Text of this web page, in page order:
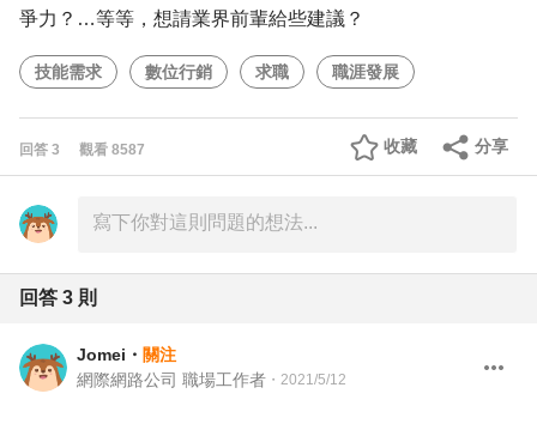
爭力？…等等，想請業界前輩給些建議？
技能需求 數位行銷 求職 職涯發展
回答 3 觀看 8587 分享
收藏
回答 3 則
Jomei ・ 關注
網際網路公司 職場工作者 ・ 2021/5/12